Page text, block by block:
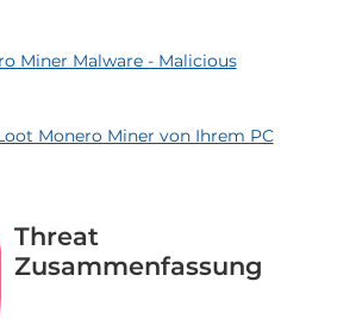
Miner Malware - Malicious
Monero Miner von Ihrem PC
Threat
Zusammenfassung